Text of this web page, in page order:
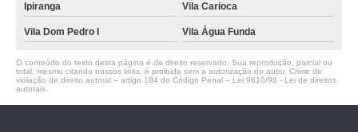
Ipiranga
Vila Carioca
Vila Dom Pedro I Vila Água Funda
O conteúdo do texto desta página é de direito reservado. Sua reprodução, parcial ou
total, mesmo citando nossos links, é proibida sem a autorização do autor. Crime de
violação de direito autoral – artigo 184 do Código Penal – Lei 9610/98 - Lei de direitos
autorais